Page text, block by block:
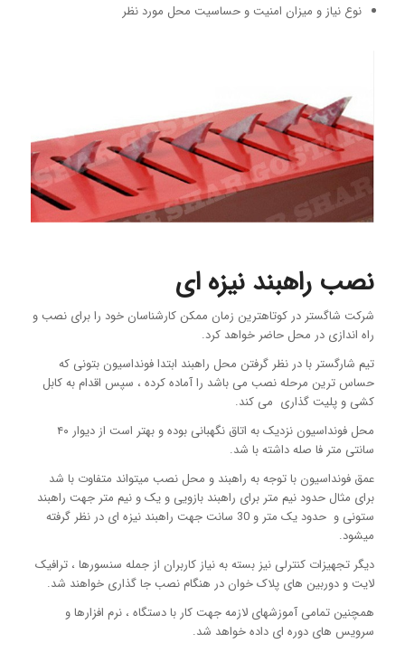
نوع نیاز و میزان امنیت و حساسیت محل مورد نظر
نصب راهبند نیزه ای
شرکت شاگستر در کوتاهترین زمان ممکن کارشناسان خود را برای نصب و
راه اندازی در محل حاضر خواهد کرد.
تیم شارگستر با در نظر گرفتن محل راهبند ابتدا فونداسیون بتونی که
حساس ترین مرحله نصب می باشد را آماده کرده ، سپس اقدام به کابل
کشی و پلیت گذاری می کند.
محل فونداسیون نزدیک به اتاق نگهبانی بوده و بهتر است از دیوار ۴۰
سانتی متر فا صله داشته با شد.
عمق فونداسیون با توجه به راهبند و محل نصب میتواند متفاوت با شد
برای مثال حدود نیم متر برای راهبند بازویی و یک و نیم متر جهت راهبند
ستونی و حدود یک متر و 30 سانت جهت راهبند نیزه ای در نظر گرفته
میشود.
دیگر تجهیزات کنترلی نیز بسته به نیاز کاربران از جمله سنسورها ، ترافیک
لایت و دوربین های پلاک خوان در هنگام نصب جا گذاری خواهند شد.
همچنین تمامی آموزشهای لازمه جهت کار با دستگاه ، نرم افزارها و
سرویس های دوره ای داده خواهد شد.